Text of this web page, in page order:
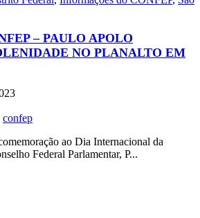
– PAULO APOLO
NO PLANALTO EM
confep
ao Dia Internacional da
Federal Parlamentar, P...